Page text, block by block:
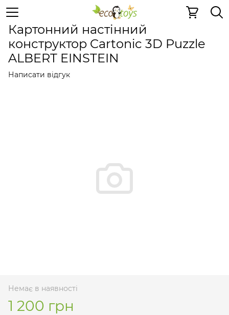
Картонні 3D-пазли Картонні 3D-пазли
Картонний настінний
конструктор Cartonic 3D Puzzle
ALBERT EINSTEIN
Написати відгук
Немає в наявності
1 200 грн